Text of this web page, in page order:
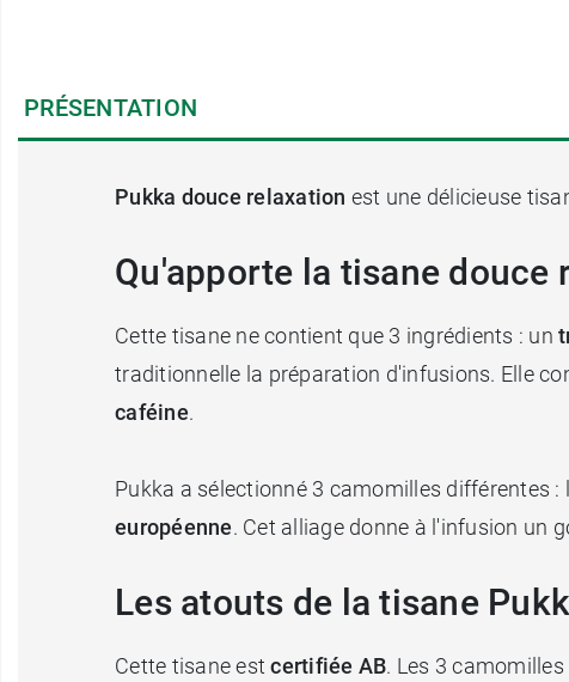
PRÉSENTATION
Pukka douce relaxation est une délicieuse
Qu'apporte la tisane douce
Cette tisane ne contient que 3 ingrédients : un
traditionnelle la préparation d'infusions. Elle
caféine.
Pukka a sélectionné 3 camomilles différentes :
européenne. Cet alliage donne à l'infusion un
Les atouts de la tisane
Cette tisane estcertifiée AB. Les 3